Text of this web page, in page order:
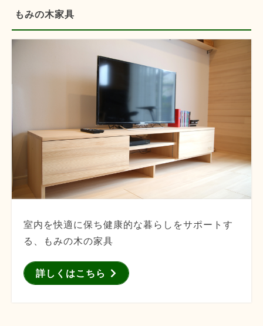
もみの木家具
室内を快適に保ち健康的な暮らしをサポートす
る、もみの木の家具
詳しくはこちら